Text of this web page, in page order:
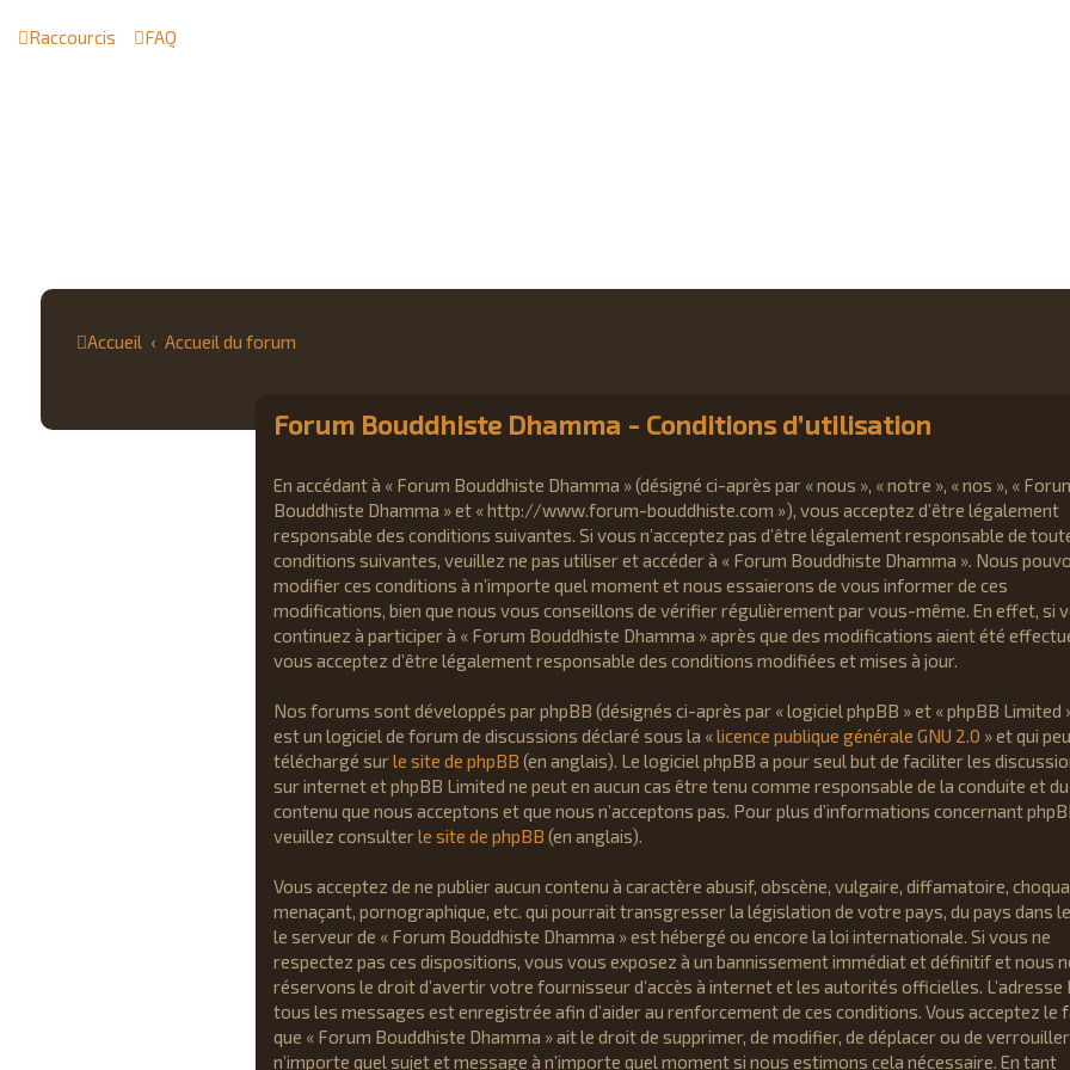
Raccourcis FAQ
Accueil Accueil du forum
Forum Bouddhiste Dhamma - Conditions d’utilisation
En accédant à « Forum Bouddhiste Dhamma » (désigné ci-après par « nous », « notre », « nos », «
Bouddhiste Dhamma » et « http://www.forum-bouddhiste.com »), vous acceptez d’être légalement
responsable des conditions suivantes. Si vous n’acceptez pas d’être légalement responsable de
conditions suivantes, veuillez ne pas utiliser et accéder à « Forum Bouddhiste Dhamma ». Nous
modifier ces conditions à n’importe quel moment et nous essaierons de vous informer de ces
modifications, bien que nous vous conseillons de vérifier régulièrement par vous-même. En effet, si
continuez à participer à « Forum Bouddhiste Dhamma » après que des modifications aient été
vous acceptez d’être légalement responsable des conditions modifiées et mises à jour.
Nos forums sont développés par phpBB (désignés ci-après par « logiciel phpBB » et « phpBB Limited
est un logiciel de forum de discussions déclaré sous la «licence publique générale GNU 2.0 » et qui
téléchargé surle site de phpBB (en anglais). Le logiciel phpBB a pour seul but de faciliter les
sur internet et phpBB Limited ne peut en aucun cas être tenu comme responsable de la conduite et du
contenu que nous acceptons et que nous n’acceptons pas. Pour plus d’informations concernant
veuillez consulterle site de phpBB (en anglais).
Vous acceptez de ne publier aucun contenu à caractère abusif, obscène, vulgaire, diffamatoire,
menaçant, pornographique, etc. qui pourrait transgresser la législation de votre pays, du pays dans
le serveur de « Forum Bouddhiste Dhamma » est hébergé ou encore la loi internationale. Si vous ne
respectez pas ces dispositions, vous vous exposez à un bannissement immédiat et définitif et nous
réservons le droit d’avertir votre fournisseur d’accès à internet et les autorités officielles. L’adresse
tous les messages est enregistrée afin d’aider au renforcement de ces conditions. Vous acceptez le
que « Forum Bouddhiste Dhamma » ait le droit de supprimer, de modifier, de déplacer ou de verrouiller
n’importe quel sujet et message à n’importe quel moment si nous estimons cela nécessaire. En tant